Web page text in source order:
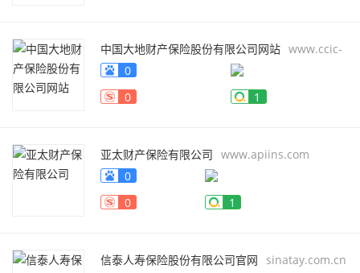
中国大地财产保险股份有限公司网站 www.ccic-
net.com.cn
0
0
1
亚太财产保险有限公司 www.apiins.com
0
0
1
信泰人寿保险股份有限公司官网
sinatay.com.cn